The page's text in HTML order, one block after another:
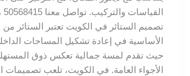
القياسات
تصميم الستائر في الكويت تعتبر الستائر من
الأساسية في إعادة تشكيل المساحات الداخلية
حيث تقدم لمسة جمالية تعكس ذوق
الأجواء العامة. في الكويت، تلعب تصميمات